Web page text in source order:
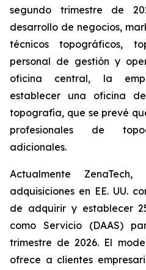
segundo trimestre de
desarrollo de negocios,
técnicos topográficos,
personal de gestión y
oficina central, la
establecer una oficina
topografía, que se prevé
profesionales de
adicionales.
Actualmente
adquisiciones en EE. UU.
de adquirir y establecer
como Servicio (DAAS)
trimestre de 2026. El
ofrece a clientes